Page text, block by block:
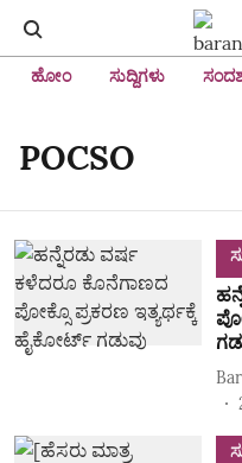
ಹೋಂ ಸುದ್ದಿಗಳು
POCSO